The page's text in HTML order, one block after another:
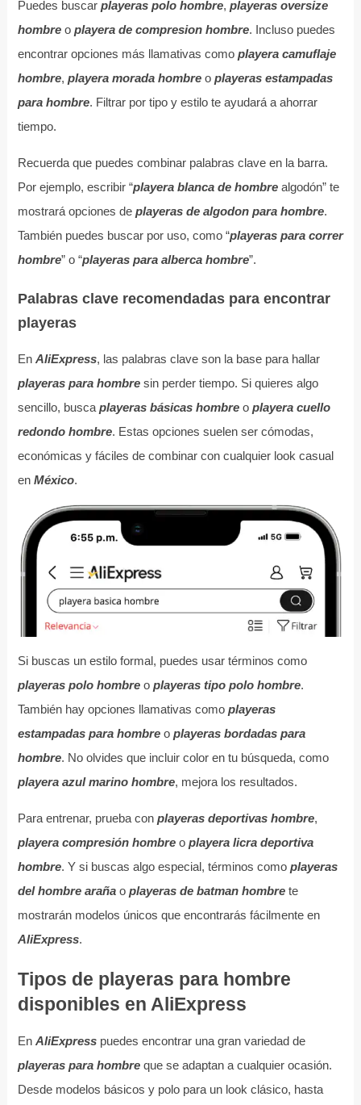
Puedes buscar playeras polo hombre, playeras oversize
hombreo playera de compresion hombre. Incluso puedes
encontrar opciones más llamativas como playera camuflaje
hombre, playera morada hombreo playeras estampadas
para hombre. Filtrar por tipo y estilo te ayudará a ahorrar
tiempo.
Recuerda que puedes combinar palabras clave en la barra.
Por ejemplo, escribir “playera blanca de hombrealgodón” te
mostrará opciones de playeras de algodon para hombre.
También puedes buscar por uso, como “playeras para correr
hombre” o “playeras para alberca hombre”.
Palabras clave recomendadas para encontrar
playeras
En AliExpress, las palabras clave son la base para hallar
playeras para hombresin perder tiempo. Si quieres algo
sencillo, busca playeras básicas hombreo playera cuello
redondo hombre. Estas opciones suelen ser cómodas,
económicas y fáciles de combinar con cualquier look casual
en México.
Si buscas un estilo formal, puedes usar términos como
playeras polo hombreo playeras tipo polo hombre.
También hay opciones llamativas como playeras
estampadas para hombreo playeras bordadas para
hombre. No olvides que incluir color en tu búsqueda, como
playera azul marino hombre, mejora los resultados.
Para entrenar, prueba con playeras deportivas hombre,
playera compresión hombreo playera licra deportiva
hombre. Y si buscas algo especial, términos como playeras
del hombre arañao playeras de batman hombrete
mostrarán modelos únicos que encontrarás fácilmente en
AliExpress.
Tipos de playeras para hombre
disponibles en AliExpress
En AliExpresspuedes encontrar una gran variedad de
playeras para hombreque se adaptan a cualquier ocasión.
Desde modelos básicos y polo para un look clásico, hasta